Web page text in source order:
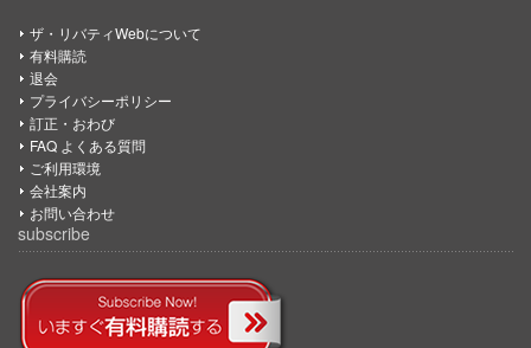
ザ・リバティWebについて
有料購読
退会
プライバシーポリシー
訂正・おわび
FAQ よくある質問
ご利用環境
会社案内
お問い合わせ
subscribe